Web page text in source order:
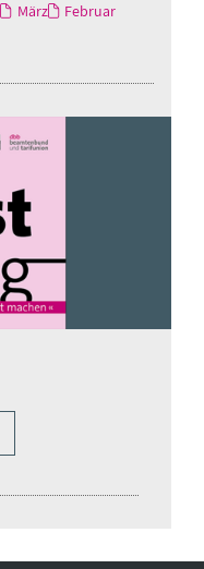
März
Februar